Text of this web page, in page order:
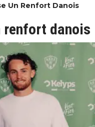
Un Renfort Danois
renfort danois